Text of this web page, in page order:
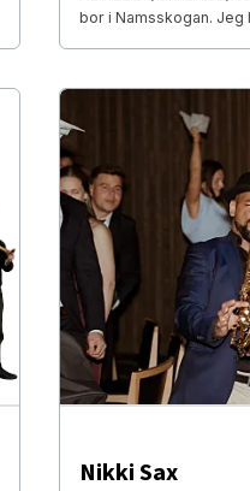
bor i Namsskogan. Jeg
Nikki Sax